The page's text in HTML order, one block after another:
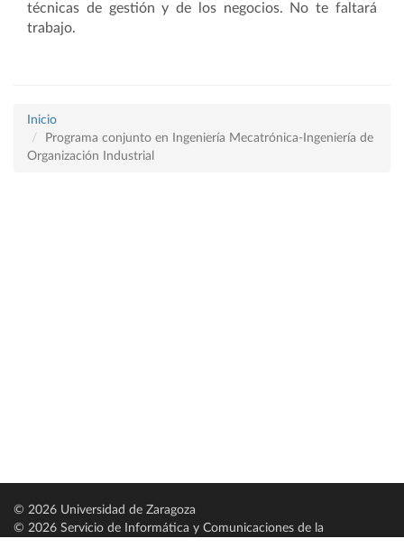
técnicas de gestión y de los negocios. No te faltará
trabajo.
Inicio
Programa conjunto en Ingeniería Mecatrónica-Ingeniería de
Organización Industrial
© 2026 Universidad de Zaragoza
© 2026 Servicio de Informática y Comunicaciones de la